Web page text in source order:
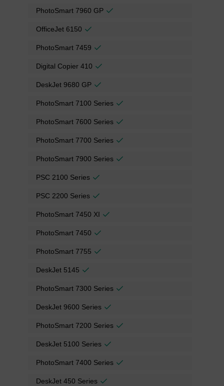
PhotoSmart 7960 GP
OfficeJet 6150
PhotoSmart 7459
Digital Copier 410
DeskJet 9680 GP
PhotoSmart 7100 Series
PhotoSmart 7600 Series
PhotoSmart 7700 Series
PhotoSmart 7900 Series
PSC 2100 Series
PSC 2200 Series
PhotoSmart 7450 XI
PhotoSmart 7450
PhotoSmart 7755
DeskJet 5145
PhotoSmart 7300 Series
DeskJet 9600 Series
PhotoSmart 7200 Series
DeskJet 5100 Series
PhotoSmart 7400 Series
DeskJet 450 Series